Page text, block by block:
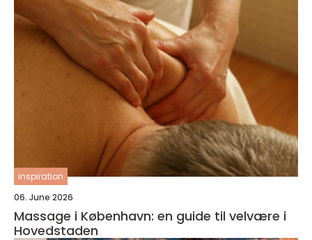
inspiration
06. June 2026
Massage i København: en guide til velvære i
Hovedstaden